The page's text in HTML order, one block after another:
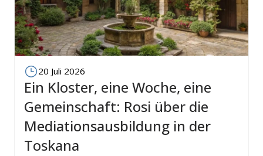
20 Juli 2026
Ein Kloster, eine Woche, eine
Gemeinschaft: Rosi über die
Mediationsausbildung in der
Toskana